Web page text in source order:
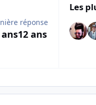
réponse
ans12 ans
Les
topic overview